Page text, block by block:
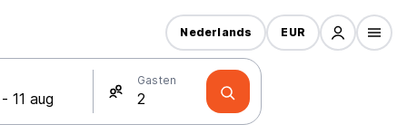
Gasten
Nederlands EUR